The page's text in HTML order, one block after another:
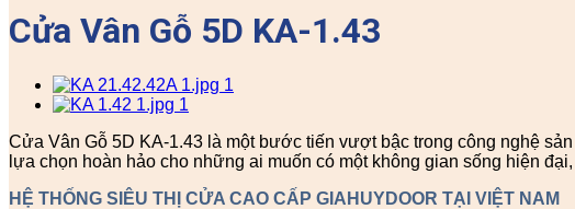
Cửa Vân Gỗ 5D KA-1.43
Cửa Vân Gỗ 5D KA-1.43 là một bước tiến vượt bậc trong công nghệ
lựa chọn hoàn hảo cho những ai muốn có một không gian sống hiện
HỆ THỐNG SIÊU THỊ CỬA CAO CẤP GIAHUYDOOR TẠI VIỆT NAM